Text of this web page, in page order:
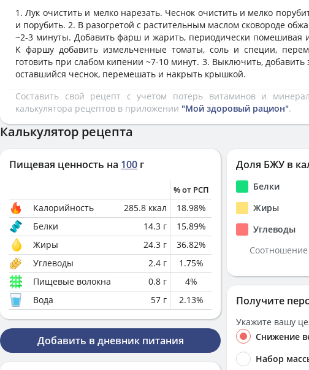
1. Лук очистить и мелко нарезать. Чеснок очистить и мелко
и порубить. 2. В разогретой с растительным маслом сковороде
~2-3 минуты. Добавить фарш и жарить, периодически помешивая
К фаршу добавить измельченные томаты, соль и специи,
готовить при слабом кипении ~7-10 минут. 3. Выключить, добавить
оставшийся чеснок, перемешать и накрыть крышкой.
Составить свой рецепт с учетом потерь витаминов и
калькулятора рецептов в приложении "Мой здоровый рацион".
Калькулятор рецепта
Пищевая ценность на 100 г
% от РСП
Калорийность 285.8 ккал 18.98%
Белки
14.3 г 15.89%
Жиры
24.3 г 36.82%
Углеводы
2.4 г 1.75%
Пищевые волокна
0.8 г 4%
Вода
57 г 2.13%
Добавить в дневник питания
Доля БЖУ в
Белки
Жиры
Углеводы
Соотношение
Получите
Укажите вашу
Снижение
Набор